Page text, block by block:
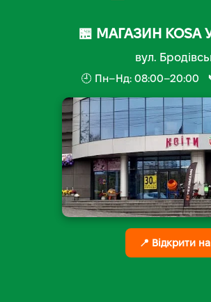
🏪 МАГАЗИН KOSA
вул.
🕘 Пн–Нд: 08:00–20:00
📍 Відкрити